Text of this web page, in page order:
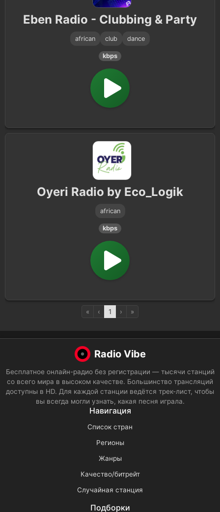
Eben Radio - Clubbing & Party
african club dance
kbps
Oyeri Radio by Eco_Logik
african
kbps
« ‹ 1 › »
Radio Vibe
Бесплатное онлайн-радио без регистрации — тысячи станций
со всего мира в высоком качестве. Большинство трансляций
доступны в HD. Для каждой станции ведётся трек-лист, чтобы
вы всегда могли узнать, какая песня играла.
Навигация
Список стран
Регионы
Жанры
Качество/битрейт
Случайная станция
Подборки